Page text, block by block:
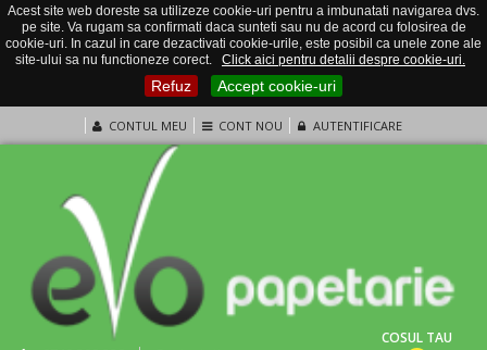
Acest site web doreste sa utilizeze cookie-uri pentru a imbunatati navigarea dvs.
pe site. Va rugam sa confirmati daca sunteti sau nu de acord cu folosirea de
cookie-uri. In cazul in care dezactivati cookie-urile, este posibil ca unele zone ale
site-ului sa nu functioneze corect.
Click aici pentru detalii despre cookie-uri.
Refuz Accept cookie-uri
CONTUL MEU CONT NOU AUTENTIFICARE
COSUL TAU